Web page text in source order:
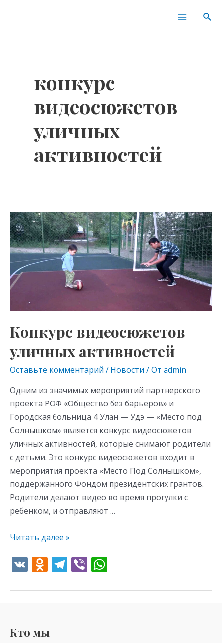
Main
конкурс
видеосюжетов
уличных
активностей
Конкурс видеосюжетов
уличных активностей
Оставьте комментарий / Новости / От admin
Одним из значимых мероприятий партнерского
проекта РОФ «Общество без барьеров» и
Городская больница 4 Улан — Удэ — «Место под
Солнышком» является конкурс видеосюжетов
уличных активностей, которые снимают родители
с детьми. Это конкурс видеосюжетов входит в
мероприятия проекта «Место Под Солнышком»,
поддержанного Фондом президентских грантов.
Родители делают видео во время прогулки с
ребенком, и отправляют …
Конкурс
видеосюжетов
уличных
активностей
Читать далее »
V O
n
kl
T
e
Vi
er at
Кто мы